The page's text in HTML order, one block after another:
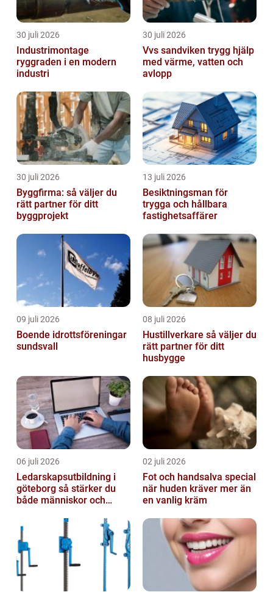
30 juli 2026
Industrimontage
ryggraden i en modern
industri
30 juli 2026
Vvs sandviken trygg hjälp
med värme, vatten och
avlopp
30 juli 2026
Byggfirma: så väljer du
rätt partner för ditt
byggprojekt
13 juli 2026
Besiktningsman för
trygga och hållbara
fastighetsaffärer
09 juli 2026
Boende idrottsföreningar
sundsvall
08 juli 2026
Hustillverkare så väljer du
rätt partner för ditt
husbygge
06 juli 2026
Ledarskapsutbildning i
göteborg så stärker du
både människor och
02 juli 2026
Fot och handsalva special
när huden kräver mer än
en vanlig kräm